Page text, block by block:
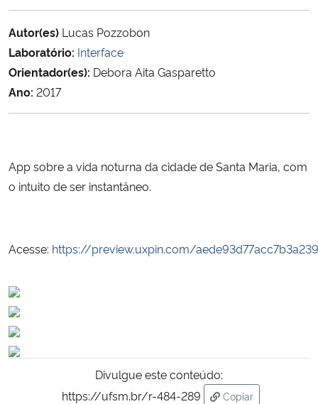
Ministério da Cidadania
Ministério da Saúde
Ministério de Minas e Energia
Ministério do Meio Ambiente
Ministério da Mulher, da Família e dos Direitos Humanos
Secretaria-Geral
Autor(es) Lucas Pozzobon
Laboratório: Interface
Orientador(es): Debora Aita Gasparetto
Ano: 2017
App sobre a vida noturna da cidade de Santa Maria, com
o intuito de ser instantâneo.
Acesse: https://preview.uxpin.com/
Divulgue este conteúdo:
https://ufsm.br/r-484-289
Copiar